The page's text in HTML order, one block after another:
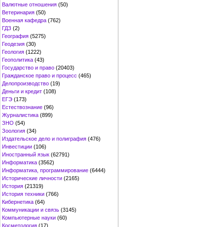
Валютные отношения (50)
Ветеринария (50)
Военная кафедра (762)
ГДЗ (2)
География (5275)
Геодезия (30)
Геология (1222)
Геополитика (43)
Государство и право (20403)
Гражданское право и процесс (465)
Делопроизводство (19)
Деньги и кредит (108)
ЕГЭ (173)
Естествознание (96)
Журналистика (899)
ЗНО (54)
Зоология (34)
Издательское дело и полиграфия (476)
Инвестиции (106)
Иностранный язык (62791)
Информатика (3562)
Информатика, программирование (6444)
Исторические личности (2165)
История (21319)
История техники (766)
Кибернетика (64)
Коммуникации и связь (3145)
Компьютерные науки (60)
Косметология (17)